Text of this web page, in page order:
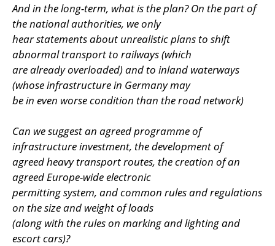
And in the long-term, what is the plan? On the part of
the national authorities, we only
hear statements about unrealistic plans to shift
abnormal transport to railways (which
are already overloaded) and to inland waterways
(whose infrastructure in Germany may
be in even worse condition than the road network)
Can we suggest an agreed programme of
infrastructure investment, the development of
agreed heavy transport routes, the creation of an
agreed Europe-wide electronic
permitting system, and common rules and regulations
on the size and weight of loads
(along with the rules on marking and lighting and
escort cars)?